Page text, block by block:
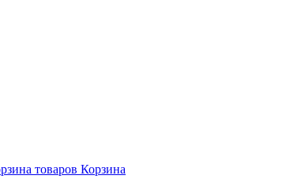
Корзина